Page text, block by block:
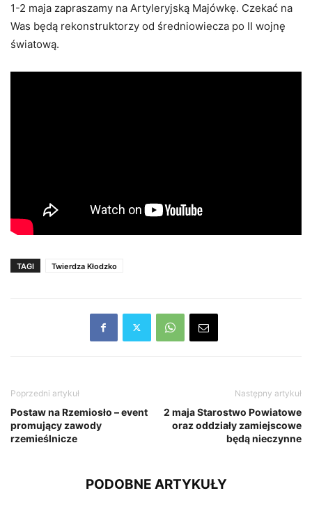
1-2 maja zapraszamy na Artyleryjską Majówkę. Czekać na
Was będą rekonstruktorzy od średniowiecza po II wojnę
światową.
TAGI Twierdza Kłodzko
Poprzedni artykuł
Postaw na Rzemiosło – event
promujący zawody
rzemieślnicze
Następny artykuł
2 maja Starostwo Powiatowe
oraz oddziały zamiejscowe
będą nieczynne
PODOBNE ARTYKUŁY